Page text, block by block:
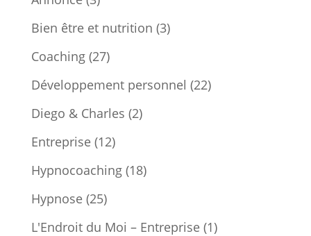
Bien être et nutrition (3)
Coaching(27)
Développement personnel (22)
Diego & Charles (2)
Entreprise(12)
Hypnocoaching(18)
Hypnose(25)
L'Endroit du Moi – Entreprise(1)